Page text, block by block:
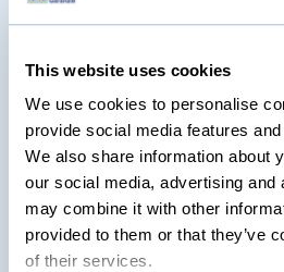
This website uses cookies
We use cookies to personalise
provide social media features
We also share information about
our social media, advertising and
may combine it with other
provided to them or that they’ve
of their services.